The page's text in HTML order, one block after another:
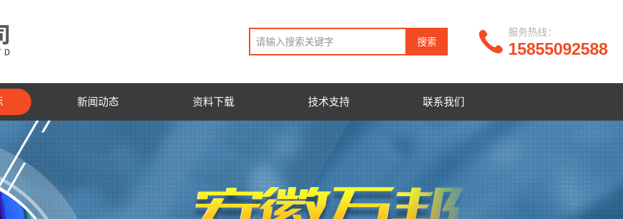
15855092588
服务热线：
新闻动态 资料下载 技术支持 联系我们